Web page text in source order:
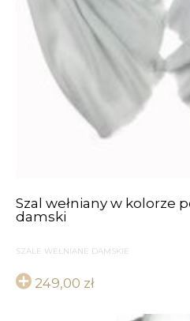
Szal wełniany w kolorze
damski
SZALE WEŁNIANE DAMSKIE
249,00 zł